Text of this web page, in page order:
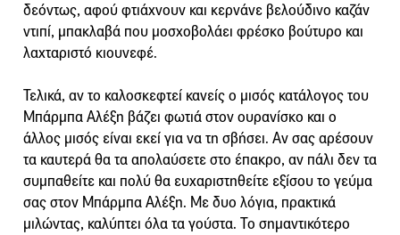
δεόντως, αφού φτιάχνουν και κερνάνε βελούδινο καζάν
ντιπί, μπακλαβά που μοσχοβολάει φρέσκο βούτυρο και
λαχταριστό κιουνεφέ.
Τελικά, αν το καλοσκεφτεί κανείς ο μισός κατάλογος του
Μπάρμπα Αλέξη βάζει φωτιά στον ουρανίσκο και ο
άλλος μισός είναι εκεί για να τη σβήσει. Αν σας αρέσουν
τα καυτερά θα τα απολαύσετε στο έπακρο, αν πάλι δεν τα
συμπαθείτε και πολύ θα ευχαριστηθείτε εξίσου το γεύμα
σας στον Μπάρμπα Αλέξη. Με δυο λόγια, πρακτικά
μιλώντας, καλύπτει όλα τα γούστα. Το σημαντικότερο